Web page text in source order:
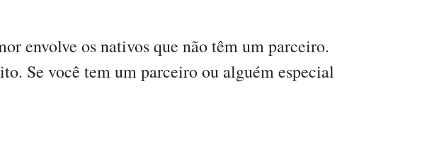
envolve os nativos que não têm um parceiro.
Se você tem um parceiro ou alguém especial